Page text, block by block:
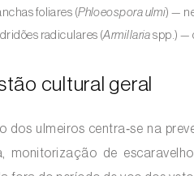
foliares (Phloeospora ulmi) —
radiculares (Armillaria spp.) —
cultural geral
dos ulmeiros centra‑se na
monitorização de